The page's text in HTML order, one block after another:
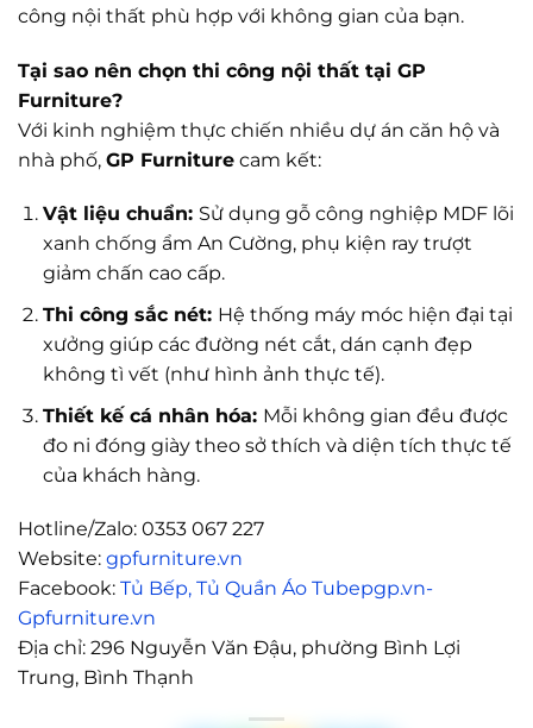
công nội thất phù hợp với không gian của bạn.
Tại sao nên chọn thi công nội thất tại GP
Furniture?
Với kinh nghiệm thực chiến nhiều dự án căn hộ và
nhà phố, GP Furniture cam kết:
Vật liệu chuẩn: Sử dụng gỗ công nghiệp MDF lõi
xanh chống ẩm An Cường, phụ kiện ray trượt
giảm chấn cao cấp.
Thi công sắc nét: Hệ thống máy móc hiện đại tại
xưởng giúp các đường nét cắt, dán cạnh đẹp
không tì vết (như hình ảnh thực tế).
Thiết kế cá nhân hóa: Mỗi không gian đều được
đo ni đóng giày theo sở thích và diện tích thực tế
của khách hàng.
Hotline/Zalo: 0353 067 227
Website: gpfurniture.vn
Facebook: Tủ Bếp, Tủ Quần Áo Tubepgp.vn-
Gpfurniture.vn
Địa chỉ: 296 Nguyễn Văn Đậu, phường Bình Lợi
Trung, Bình Thạnh